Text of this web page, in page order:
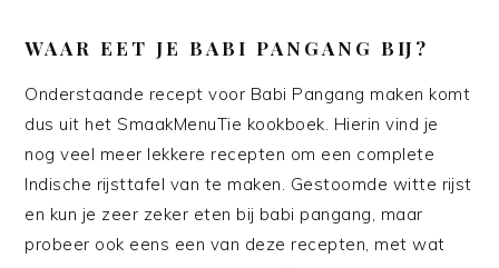
WAAR EET JE BABI PANGANG BIJ?
Onderstaande recept voor Babi Pangang maken komt
dus uit het SmaakMenuTie kookboek. Hierin vind je
nog veel meer lekkere recepten om een complete
Indische rijsttafel van te maken. Gestoomde witte rijst
en kun je zeer zeker eten bij babi pangang, maar
probeer ook eens een van deze recepten, met wat